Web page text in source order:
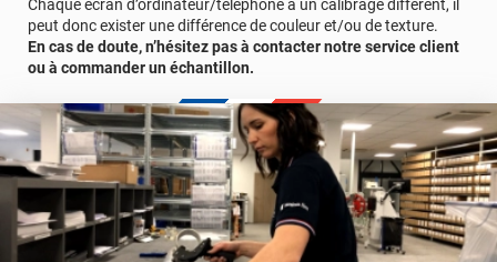
Chaque écran d’ordinateur/téléphone a un calibrage différent, il
peut donc exister une différence de couleur et/ou de texture.
En cas de doute, n’hésitez pas à contacter notre service client
ou à commander un échantillon.